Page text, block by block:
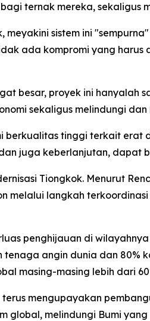
ternak mereka, sekaligus
meyakini sistem ini
ada kompromi yang harus
besar, proyek ini
sekaligus melindungi
tinggi terkait erat
juga keberlanjutan, dapat
Tiongkok. Menurut
melalui langkah
penghijauan di
angin dunia dan 80%
masing-masing lebih dari
mengupayakan
global, melindungi Bumi